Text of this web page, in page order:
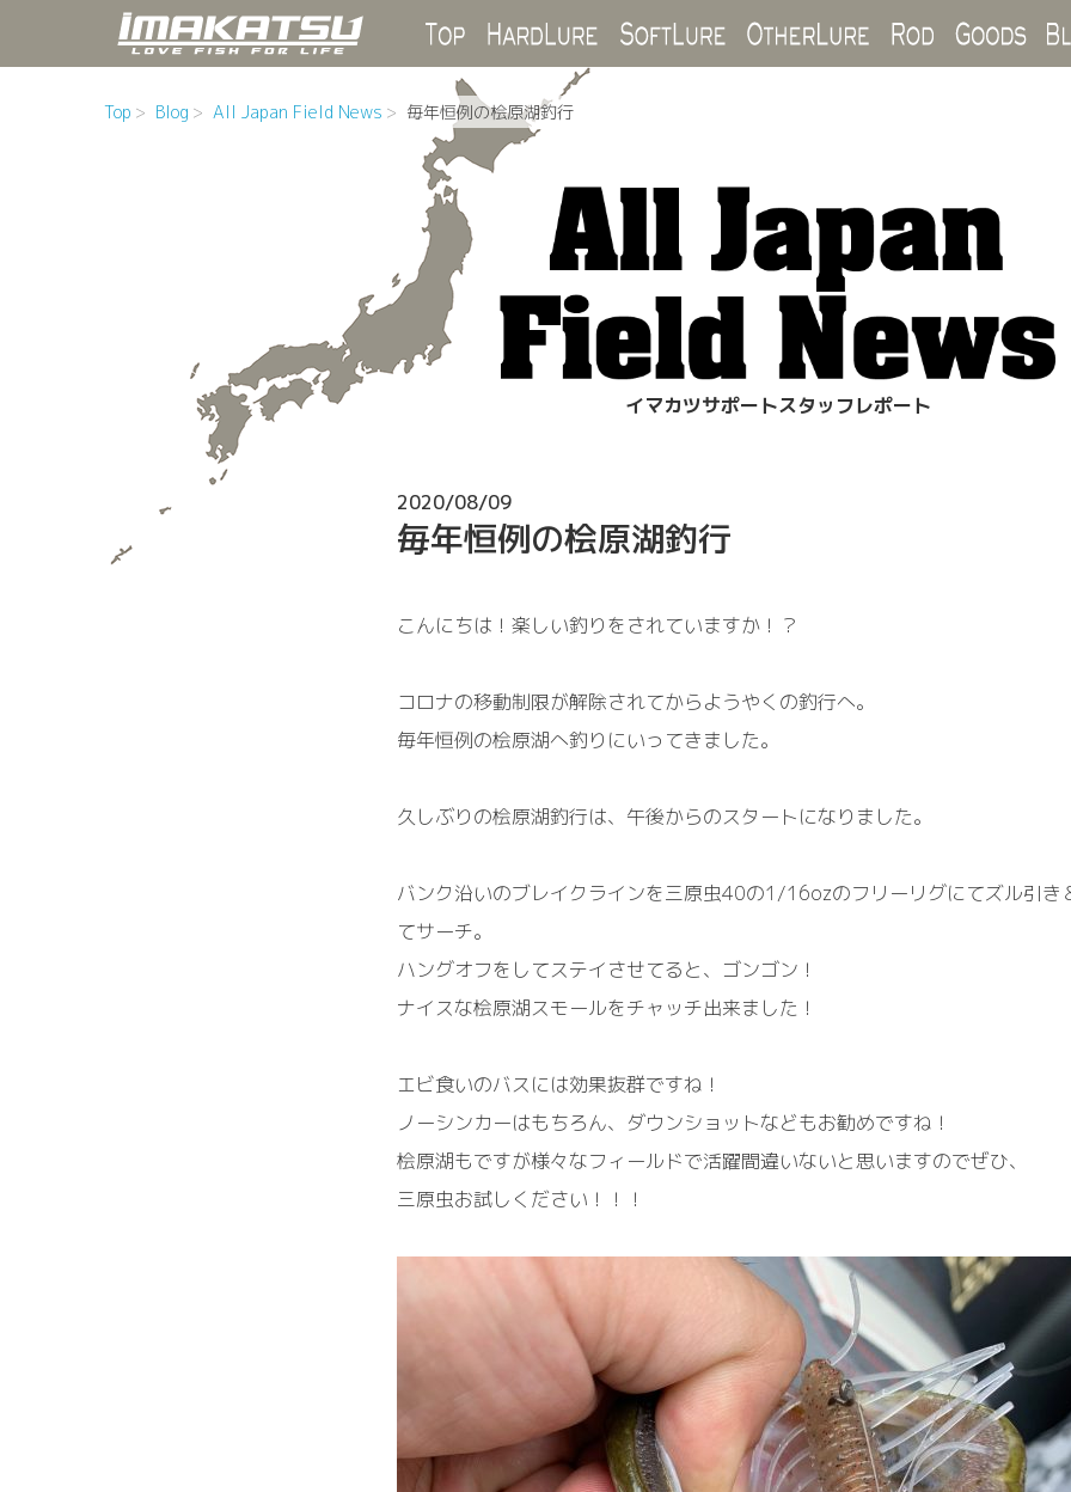
Top Hard Lure Soft Lure Other Lure
Rod
Top Blog All Japan Field News 毎年恒例の桧原湖釣行
イマカツサポートスタッフレポート
2020/08/09
毎年恒例の桧原湖釣行
こんにちは！楽しい釣りをされていますか！？
コロナの移動制限が解除されてからようやくの釣行へ。
毎年恒例の桧原湖へ釣りにいってきました。
久しぶりの桧原湖釣行は、午後からのスタートになりました。
バンク沿いのブレイクラインを三原虫40の1/16ozのフリーリグにてズル引き
てサーチ。
ハングオフをしてステイさせてると、ゴンゴン！
ナイスな桧原湖スモールをチャッチ出来ました！
エビ食いのバスには効果抜群ですね！
ノーシンカーはもちろん、ダウンショットなどもお勧めですね！
桧原湖もですが様々なフィールドで活躍間違いないと思いますのでぜひ、
三原虫お試しください！！！